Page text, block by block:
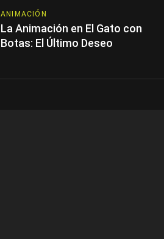
ANIMACIÓN
La Animación en El Gato con
Botas: El Último Deseo